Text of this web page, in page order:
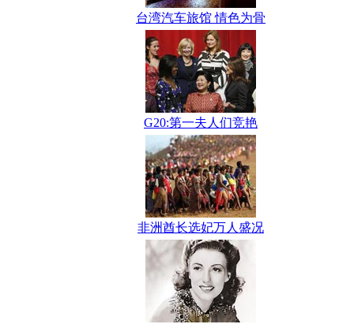
台湾汽车旅馆 情色为骨
G20:第一夫人们竞艳
非洲酋长选妃万人盛况